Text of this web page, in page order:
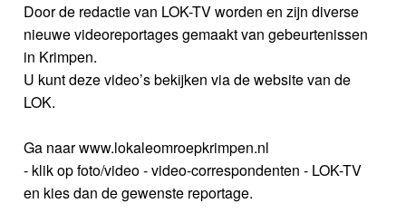
Door de redactie van LOK-TV worden en zijn diverse
nieuwe videoreportages gemaakt van gebeurtenissen
in Krimpen.
U kunt deze video’s bekijken via de website van de
LOK.
Ga naar www.lokaleomroepkrimpen.nl
- klik op foto/video - video-correspondenten - LOK-TV
en kies dan de gewenste reportage.